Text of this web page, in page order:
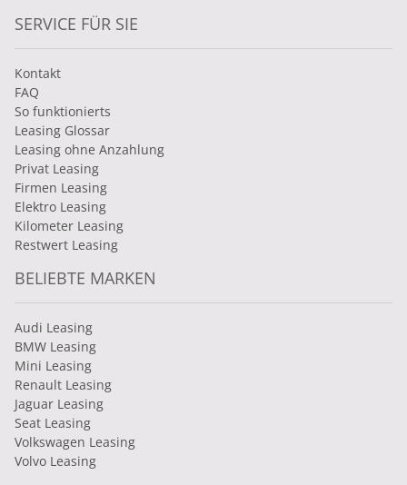
SERVICE FÜR SIE
Kontakt
FAQ
So funktionierts
Leasing Glossar
Leasing ohne Anzahlung
Privat Leasing
Firmen Leasing
Elektro Leasing
Kilometer Leasing
Restwert Leasing
BELIEBTE MARKEN
Audi Leasing
BMW Leasing
Mini Leasing
Renault Leasing
Jaguar Leasing
Seat Leasing
Volkswagen Leasing
Volvo Leasing